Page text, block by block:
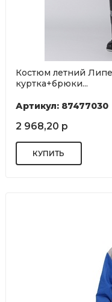
Костюм летний
куртка+брюки...
Артикул: 87477030
2 968,20 р